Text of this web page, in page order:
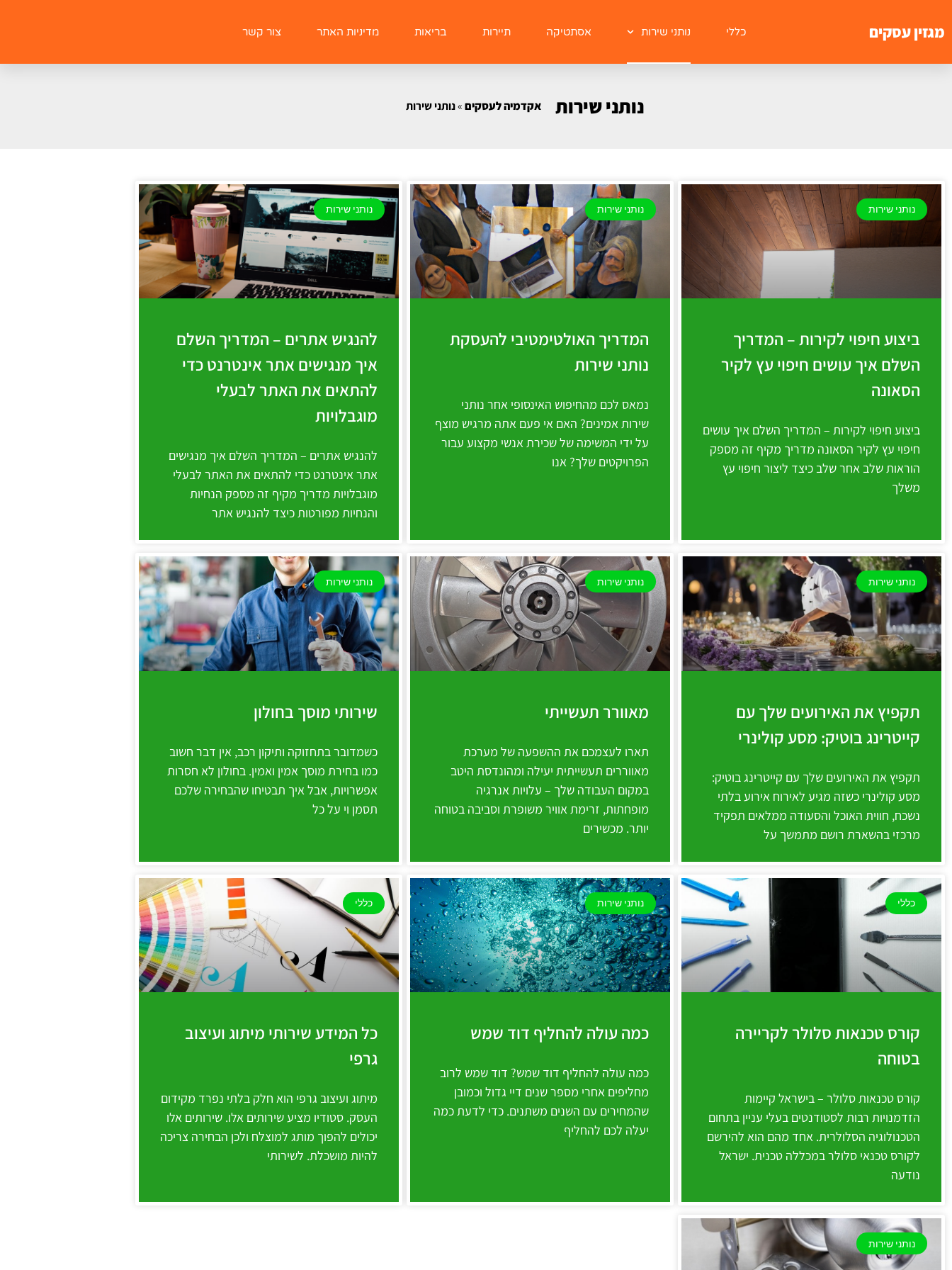
מגזין עסקים כללי נותני שירות אסתטיקה תיירות בריאות מדיניות האתר צור קשר
נותני שירות אקדמיה לעסקים»נותני שירות
נותני שירות
ביצוע חיפוי לקירות – המדריך
השלם איך עושים חיפוי עץ לקיר
הסאונה
ביצוע חיפוי לקירות – המדריך השלם איך עושים
חיפוי עץ לקיר הסאונה מדריך מקיף זה מספק
הוראות שלב אחר שלב כיצד ליצור חיפוי עץ
משלך
נותני שירות
המדריך האולטימטיבי להעסקת
נותני שירות
נמאס לכם מהחיפוש האינסופי אחר נותני
שירות אמינים? האם אי פעם אתה מרגיש מוצף
על ידי המשימה של שכירת אנשי מקצוע עבור
הפרויקטים שלך? אנו
נותני שירות
להנגיש אתרים – המדריך השלם
איך מנגישים אתר אינטרנט כדי
להתאים את האתר לבעלי
מוגבלויות
להנגיש אתרים – המדריך השלם איך מנגישים
אתר אינטרנט כדי להתאים את האתר לבעלי
מוגבלויות מדריך מקיף זה מספק הנחיות
והנחיות מפורטות כיצד להנגיש אתר
נותני שירות
תקפיץ את האירועים שלך עם
קייטרינג בוטיק: מסע קולינרי
תקפיץ את האירועים שלך עם קייטרינג בוטיק:
מסע קולינרי כשזה מגיע לאירוח אירוע בלתי
נשכח, חווית האוכל והסעודה ממלאים תפקיד
מרכזי בהשארת רושם מתמשך על
נותני שירות
מאוורר תעשייתי
תארו לעצמכם את ההשפעה של מערכת
מאווררים תעשייתית יעילה ומהונדסת היטב
במקום העבודה שלך – עלויות אנרגיה
מופחתות, זרימת אוויר משופרת וסביבה בטוחה
יותר. מכשירים
נותני שירות
שירותי מוסך בחולון
כשמדובר בתחזוקה ותיקון רכב, אין דבר חשוב
כמו בחירת מוסך אמין ואמין. בחולון לא חסרות
אפשרויות, אבל איך תבטיחו שהבחירה שלכם
תסמן וי על כל
כללי
קורס טכנאות סלולר לקריירה
בטוחה
קורס טכנאות סלולר – בישראל קיימות
הזדמנויות רבות לסטודנטים בעלי עניין בתחום
הטכנולוגיה הסלולרית. אחד מהם הוא להירשם
לקורס טכנאי סלולר במכללה טכנית. ישראל
נודעה
נותני שירות
כמה עולה להחליף דוד שמש
כמה עולה להחליף דוד שמש? דוד שמש לרוב
מחליפים אחרי מספר שנים דיי גדול וכמובן
שהמחירים עם השנים משתנים. כדי לדעת כמה
יעלה לכם להחליף
כללי
כל המידע שירותי מיתוג ועיצוב
גרפי
מיתוג ועיצוב גרפי הוא חלק בלתי נפרד מקידום
העסק. סטודיו מציע שירותים אלו. שירותים אלו
יכולים להפוך מותג למוצלח ולכן הבחירה צריכה
להיות מושכלת. לשירותי
נותני שירות